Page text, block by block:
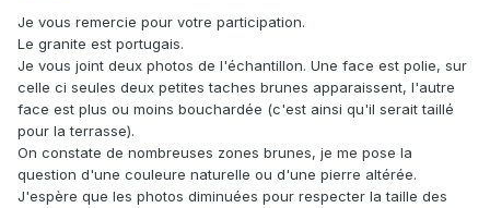
Je vous remercie pour votre participation.
Le granite est portugais.
Je vous joint deux photos de l'échantillon. Une face est polie, sur
celle ci seules deux petites taches brunes apparaissent, l'autre
face est plus ou moins bouchardée (c'est ainsi qu'il serait taillé
pour la terrasse).
On constate de nombreuses zones brunes, je me pose la
question d'une couleure naturelle ou d'une pierre altérée.
J'espère que les photos diminuées pour respecter la taille des